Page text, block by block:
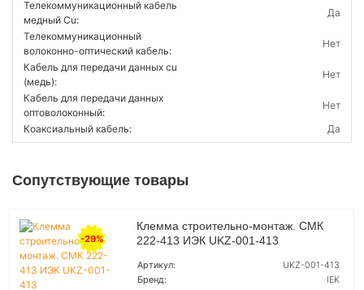
Телекоммуникационный кабель
медный Cu:
Да
Телекоммуникационный
волоконно-оптический кабель:
Нет
Кабель для передачи данных cu
(медь):
Нет
Кабель для передачи данных
оптоволоконный:
Нет
Коаксиальный кабель:
Да
Сопутствующие товары
-29%
Клемма строительно-монтаж. СМК
222-413 ИЭК UKZ-001-413
Артикул:
UKZ-001-413
Бренд:
IEK